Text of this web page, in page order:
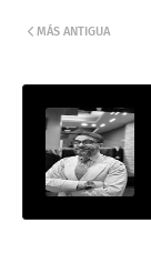
MÁS ANTIGUA